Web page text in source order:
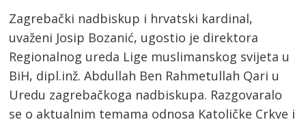
Zagrebački nadbiskup i hrvatski kardinal,
uvaženi Josip Bozanić, ugostio je direktora
Regionalnog ureda Lige muslimanskog svijeta u
BiH, dipl.inž. Abdullah Ben Rahmetullah Qari u
Uredu zagrebačkoga nadbiskupa. Razgovaralo
se o aktualnim temama odnosa Katoličke Crkve i